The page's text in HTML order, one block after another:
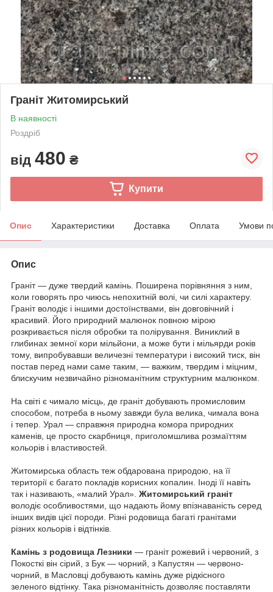
Граніт Житомирський
В наявності
Роздріб
від 480 ₴
Купити
Опис Характеристики Доставка Оплата Умови
Опис
Граніт ― дуже твердий камінь. Поширена порівняння з ним,
коли говорять про чиюсь непохитній волі, чи силі характеру.
Граніт володіє і іншими достоїнствами, він довговічний і
красивий. Його природний малюнок повною мірою
розкривається після обробки та полірування. Виниклий в
глибинах земної кори мільйони, а може бути і мільярди років
тому, випробувавши величезні температури і високий тиск, він
постав перед нами саме таким, ― важким, твердим і міцним,
блискучим незвичайно різноманітним структурним малюнком.
На світі є чимало місць, де граніт добувають промисловим
способом, потреба в ньому завжди була велика, чимала вона
і тепер. Урал ― справжня природна комора природних
каменів, це просто скарбниця, приголомшлива розмаїттям
кольорів і властивостей.
Житомирська область теж обдарована природою, на її
території є багато покладів корисних копалин. Іноді її навіть
так і називають, «малий Урал». Житомирський граніт
володіє особливостями, що надають йому впізнаваність серед
інших видів цієї породи. Різні родовища багаті гранітами
різних кольорів і відтінків.
Камінь з родовища Лезники ― граніт рожевий і червоний, з
Покосткі він сірий, з Бук ― чорний, з Капустян ― червоно-
чорний, в Масловці добувають камінь дуже рідкісного
зеленого відтінку. Така різноманітність дозволяє поставляти